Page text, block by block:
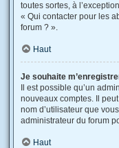
toutes sortes, à
« Qui contacter pour les
forum ? ».
Haut
Je souhaite
Il est possible qu’un
nouveaux comptes. Il
nom d’utilisateur que
administrateur du forum
Haut